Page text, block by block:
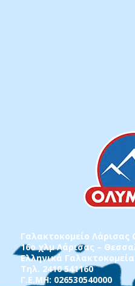
Γαλακτοκομείο
16ο χλμ Λάρισας –
Ελληνικά
Τηλ. 2410 541160
Γ.Ε.ΜΗ: 026530540000